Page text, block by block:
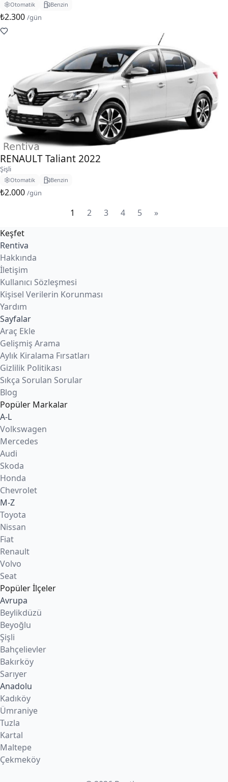
Otomatik Benzin
₺2.300 /gün
RENAULT Taliant 2022
Şişli
Otomatik Benzin
₺2.000 /gün
1 2 3 4 5
»
Keşfet
Rentiva
Hakkında
İletişim
Kullanıcı Sözleşmesi
Kişisel Verilerin Korunması
Yardım
Sayfalar
Araç Ekle
Gelişmiş Arama
Aylık Kiralama Fırsatları
Gizlilik Politikası
Sıkça Sorulan Sorular
Blog
Popüler Markalar
A-L
Volkswagen
Mercedes
Audi
Skoda
Honda
Chevrolet
M-Z
Toyota
Nissan
Fiat
Renault
Volvo
Seat
Popüler İlçeler
Avrupa
Beylikdüzü
Beyoğlu
Şişli
Bahçelievler
Bakırköy
Sarıyer
Anadolu
Kadıköy
Ümraniye
Tuzla
Kartal
Maltepe
Çekmeköy